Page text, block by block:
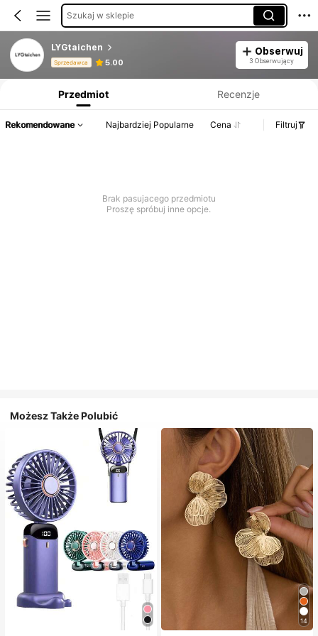
Szukaj w sklepie
LYGtaichen
Sprzedawca 5.00
Obserwuj
3 Obserwujący
Przedmiot Recenzje
Rekomendowane Najbardziej Popularne Cena Filtruj
Brak pasujacego przedmiotu
Proszę spróbuj inne opcje.
Możesz Także Polubić
14